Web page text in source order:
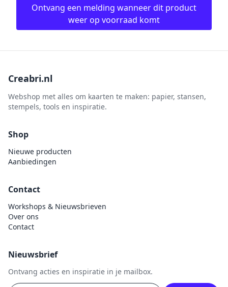
Ontvang een melding wanneer dit product
weer op voorraad komt
Creabri.nl
Webshop met alles om kaarten te maken: papier, stansen,
stempels, tools en inspiratie.
Shop
Nieuwe producten
Aanbiedingen
Contact
Workshops & Nieuwsbrieven
Over ons
Contact
Nieuwsbrief
Ontvang acties en inspiratie in je mailbox.